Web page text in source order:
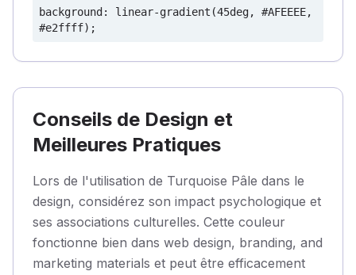
background: linear-gradient(45deg, #AFEEEE,
#e2ffff);
Conseils de Design et
Meilleures Pratiques
Lors de l'utilisation de Turquoise Pâle dans le
design, considérez son impact psychologique et
ses associations culturelles. Cette couleur
fonctionne bien dans web design, branding, and
marketing materials et peut être efficacement